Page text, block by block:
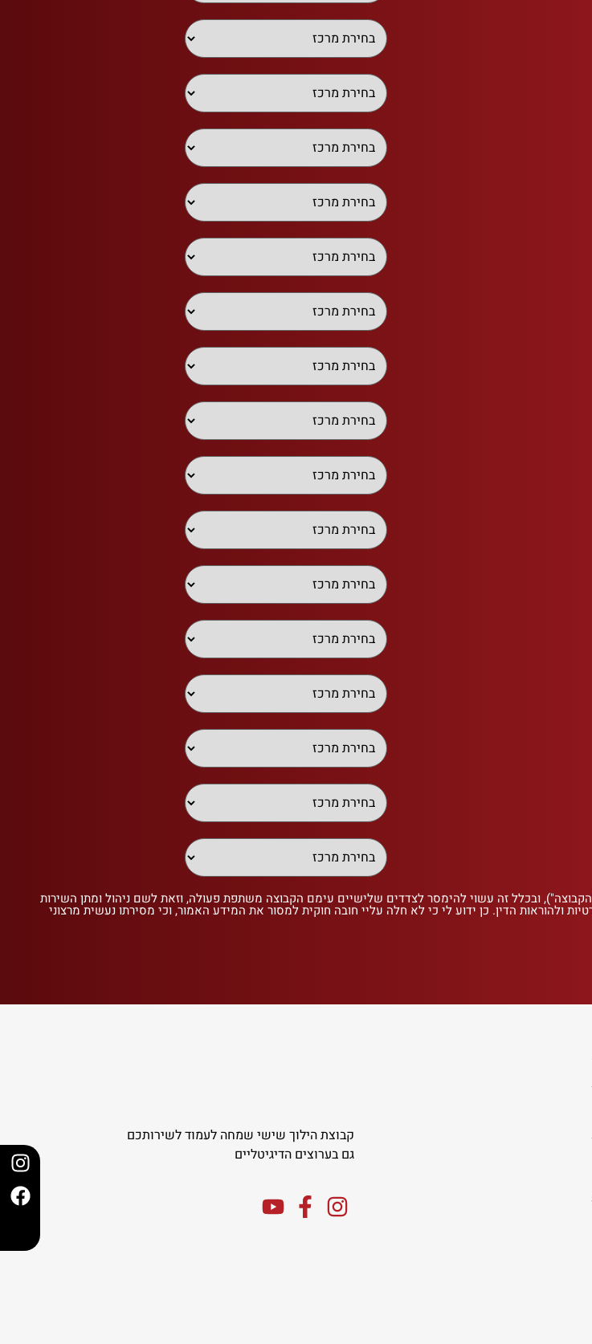
ובכלל זה עשוי להימסר לצדדים שלישיים עימם הקבוצה משתפת פעולה, וזאת לשם ניהול ומתן השירות
ולהוראות הדין. כן ידוע לי כי לא חלה עליי חובה חוקית למסור את המידע האמור, וכי מסירתו נעשית מרצוני
קבוצת הילוך שישי שמחה לעמוד לשירותכם
גם בערוצים הדיגיטליים